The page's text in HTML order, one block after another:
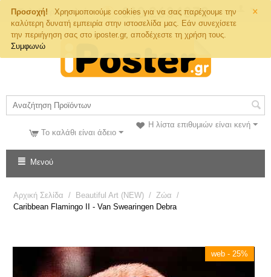
×
Προσοχή!
Χρησιμοποιούμε cookies για να σας παρέχουμε την
καλύτερη δυνατή εμπειρία στην ιστοσελίδα μας. Εάν συνεχίσετε
την περιήγηση σας στο iposter.gr, αποδέχεστε τη χρήση τους.
Συμφωνώ
Τηλ. Παραγγελιών
Η λίστα επιθυμιών είναι κενή
Το καλάθι είναι άδειο
Μενού
Αρχική Σελίδα / Beautiful Art (NEW) / Ζώα /
Caribbean Flamingo II - Van Swearingen Debra
web - 25%